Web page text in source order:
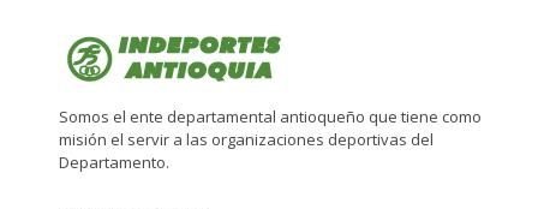
Somos el ente departamental antioqueño que tiene como
misión el servir a las organizaciones deportivas del
Departamento.